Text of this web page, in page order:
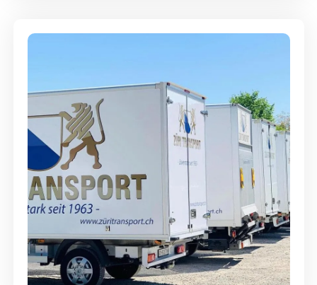
Möbellagerung - Alles sicher
aufbewahrt